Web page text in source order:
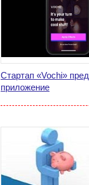
Стартап «Vochi»
приложение